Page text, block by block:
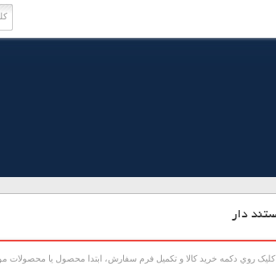
دار
روي دکمه خريد کالا و تکميل فرم سفارش، ابتدا محصول يا محصولات